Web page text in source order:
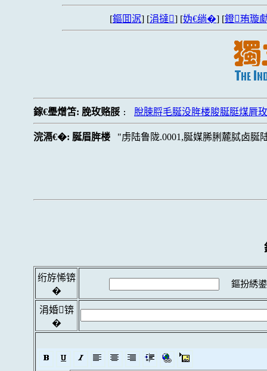
[鏂囬泦] [涓撻] [妫€绱�] [鐙珛璇
鎵€璺熷笘: 脕玫赂脮 : 脫脨脟毛脠没脌楼脧脠脡煤脣
浣滆€�: 脠眉脌楼 虏陆鲁陇.0001,脠媒脪脷麓脦卤脠
绗斿悕锛
�
鏂扮綉
涓婚锛
�